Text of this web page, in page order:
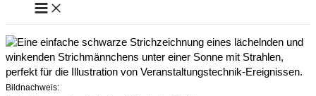
Bildnachweis: